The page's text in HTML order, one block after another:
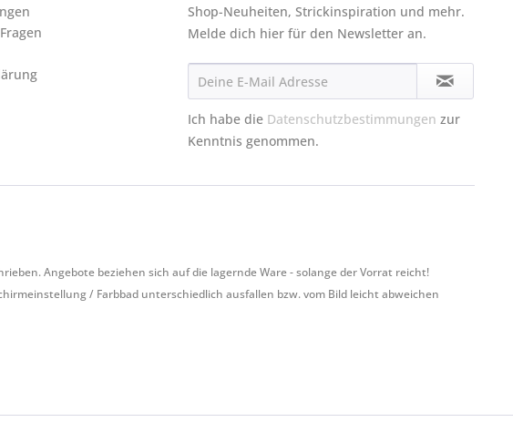
Shop-Neuheiten, Strickinspiration und mehr.
Melde dich hier für den Newsletter an.
Ich habe die Datenschutzbestimmungen zur
Kenntnis genommen.
Angebote beziehen sich auf die lagernde Ware - solange der Vorrat reicht!
/ Farbbad unterschiedlich ausfallen bzw. vom Bild leicht abweichen